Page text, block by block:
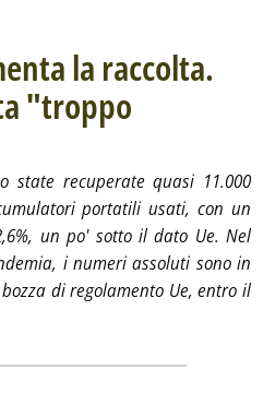
la raccolta.
"troppo
state recuperate quasi 11.000
portatili usati, con un
un po' sotto il dato Ue. Nel
i numeri assoluti sono in
di regolamento Ue, entro il
nel 2020 aumenta la